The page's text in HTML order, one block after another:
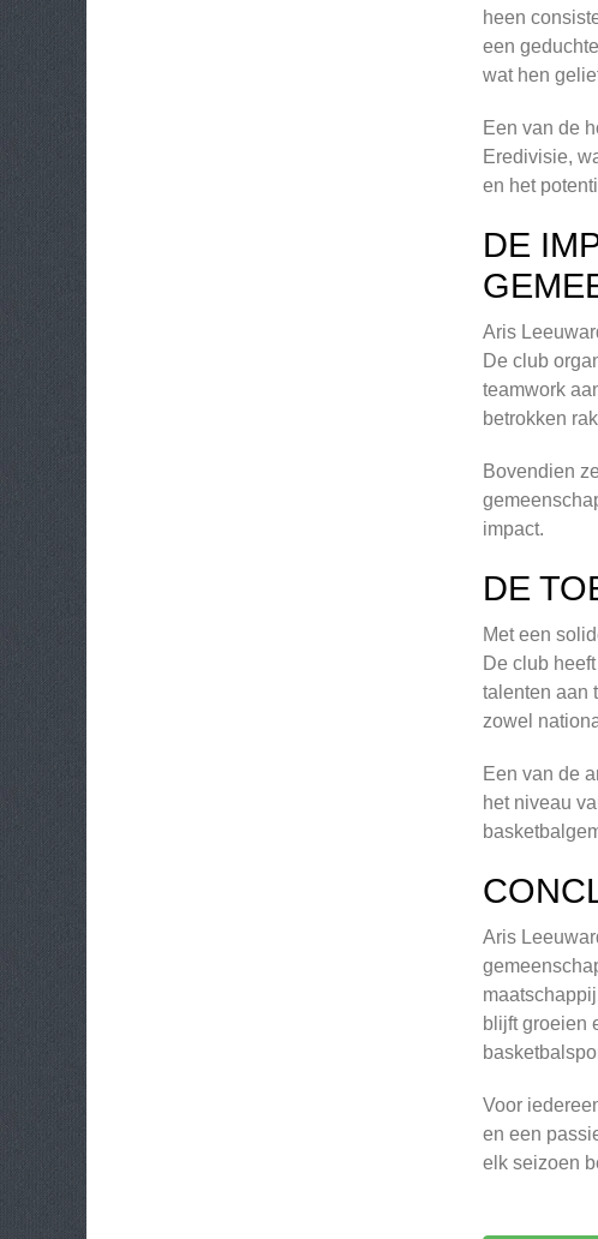
heen
een
wat hen
Een van de
Eredivisie,
en het
DE
Aris
De club
teamwork
betrokken
Bovendien
impact.
DE
Met een
De club
talenten aan
zowel
Een van de
het niveau
Aris
blijft groeien
Voor
en een
elk seizoen